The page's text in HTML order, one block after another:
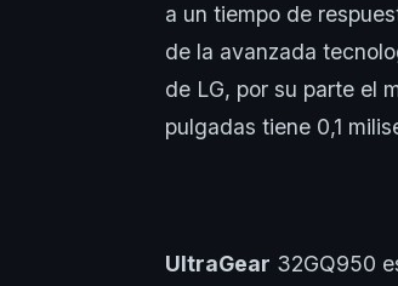
a un tiempo de
de la avanzada
de LG, por su parte el
pulgadas tiene 0,1
UltraGear 32GQ950